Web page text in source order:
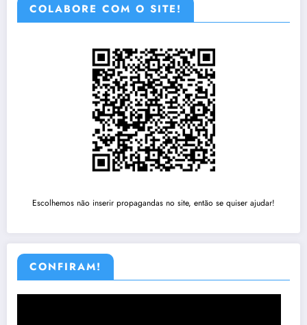
COLABORE COM O SITE!
Escolhemos não inserir propagandas no site, então se quiser ajudar!
CONFIRAM!